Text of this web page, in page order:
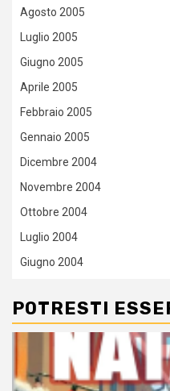
Agosto 2005
Luglio 2005
Giugno 2005
Aprile 2005
Febbraio 2005
Gennaio 2005
Dicembre 2004
Novembre 2004
Ottobre 2004
Luglio 2004
Giugno 2004
POTRESTI